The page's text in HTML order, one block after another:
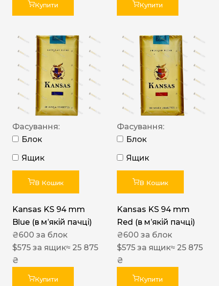
Купити Купити
Фасування:
Блок
Ящик
В Кошик
Kansas KS 94 mm
Blue (в мʼякій пачці)
₴600 за блок
$575 за ящик≈ 25 875
₴
Купити
Фасування:
Блок
Ящик
В Кошик
Kansas KS 94 mm
Red (в мʼякій пачці)
₴600 за блок
$575 за ящик≈ 25 875
₴
Купити